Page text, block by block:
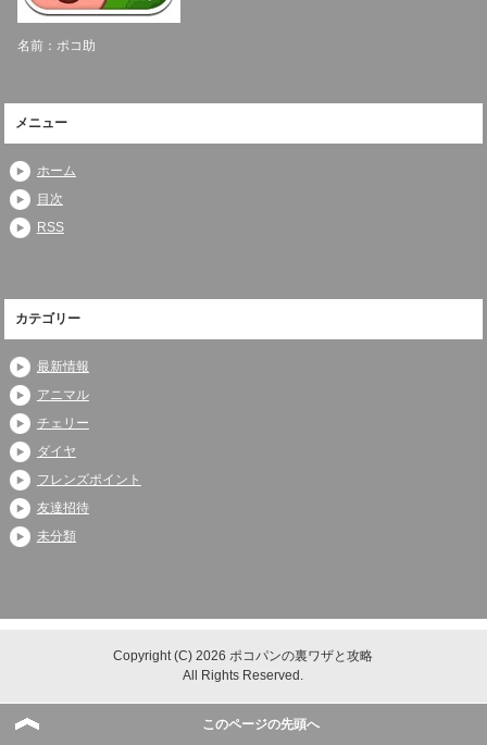
名前：ポコ助
メニュー
ホーム
目次
RSS
カテゴリー
最新情報
アニマル
チェリー
ダイヤ
フレンズポイント
友達招待
未分類
Copyright (C) 2026 ポコパンの裏ワザと攻略
All Rights Reserved.
このページの先頭へ